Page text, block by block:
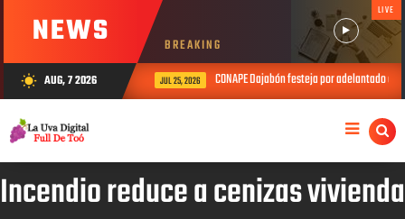
NEWS BREAKING
LIVE
wb_sunny AUG, 7 2026 JUL 25, 2026 CONAPE Dajabón festeja por adelantado el
Incendio reduce a cenizas vivienda